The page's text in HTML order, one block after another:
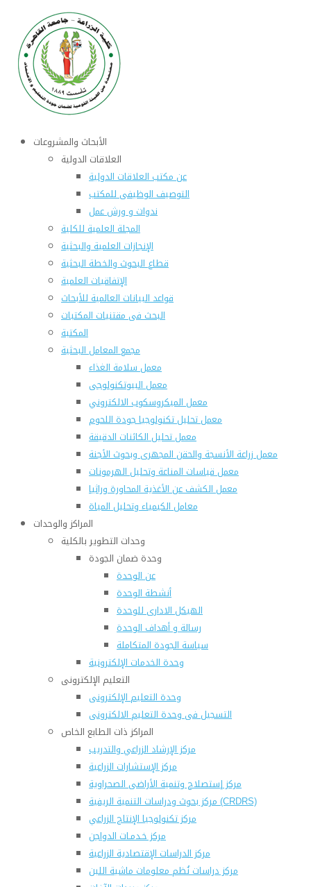
الأبحاث والمشروعات
العلاقات الدولية
عن مكتب العلاقات الدولية
التوصيف الوظيفى للمكتب
ندوات و ورش عمل
المجلة العلمية للكلية
الإنجازات العلمية والبحثية
قطاع البحوث والخطة البحثية
الإتفاقيات العلمية
قواعد البيانات العالمية للأبحاث
البحث فى مقتنيات المكتبات
المكتبة
مجمع المعامل البحثية
معمل سلامة الغذاء
معمل البيوتكنولوجى
معمل الميكروسكوب الالكتروني
معمل تحليل تكنولوجيا جودة اللحوم
معمل تحليل الكائنات الدقيقة
معمل زراعة الأنسجة والحقن المجهرى وبحوث الأجنة
معمل قياسات المناعة وتحليل الهرمونات
معمل الكشف عن الأغذية المحاورة وراثيا
معامل الكيمياء وتحليل المياة
المراكز والوحدات
وحدات التطوير بالكلية
وحدة ضمان الجودة
عن الوحدة
أنشطة الوحدة
الهيكل الادارى للوحدة
رسالة و أهداف الوحدة
سياسة الجودة المتكاملة
وحدة الخدمات الإلكترونية
التعليم الإلكترونى
وحدة التعليم الإلكترونى
التسجيل فى وحدة التعليم الالكترونى
المراكز ذات الطابع الخاص
مركز الإرشاد الزراعي والتدريب
مركز الإستشارات الزراعية
مركز إستصلاح وتنمية الأراضى الصحراوية
مركز بحوث ودراسات التنمية الريفية (CRDRS)
مركز تكنولوجيا الإنتاج الزراعي
مركز خـدمـات الدواجن
مركز الدراسات الإقتصادية الزراعية
مركز دراسات نُظم معلومات ماشية اللبن